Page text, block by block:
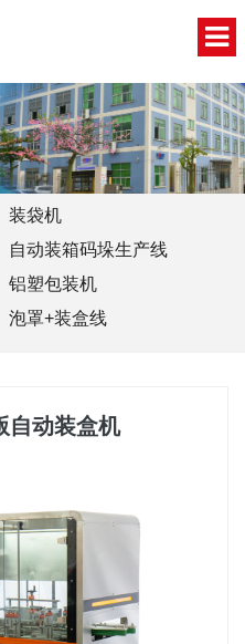
装袋机
自动装箱码垛生产线
铝塑包装机
泡罩+装盒线
自动装盒机